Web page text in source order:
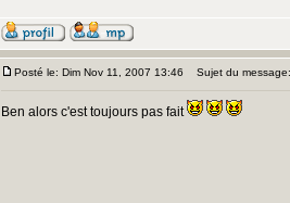
Posté le: Dim Nov 11, 2007 13:46 Sujet du message:
Ben alors c'est toujours pas fait